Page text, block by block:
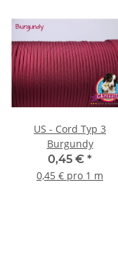
US - Cord Typ 3
Burgundy
0,45 € *
0,45 € pro 1 m